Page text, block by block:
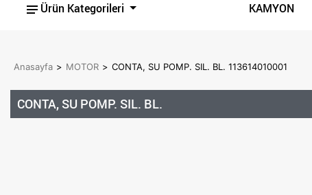
Ürün Kategorileri KAMYON
Anasayfa > MOTOR > CONTA, SU POMP. SIL. BL. 113614010001
CONTA, SU POMP. SIL. BL.